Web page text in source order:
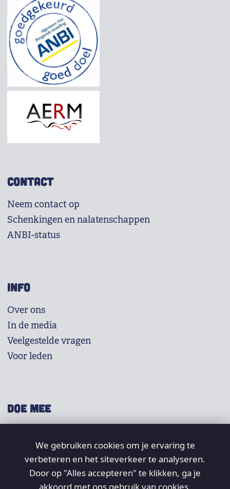
CONTACT
Neem contact op
Schenkingen en nalatenschappen
ANBI-status
INFO
Over ons
In de media
Veelgestelde vragen
Voor leden
DOE MEE
Doneer
Word lid
Vrijwilligers
We gebruiken cookies om je ervaring te
verbeteren en het siteverkeer te analyseren.
Door op "Alles accepteren" te klikken, ga je